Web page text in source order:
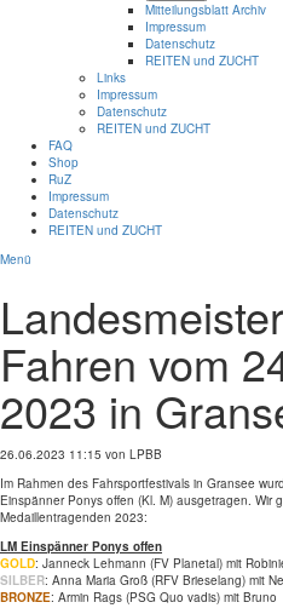
Mitteilungsblatt Archiv
Impressum
Datenschutz
REITEN und ZUCHT
Links
Impressum
Datenschutz
REITEN und ZUCHT
FAQ
Shop
RuZ
Impressum
Datenschutz
REITEN und ZUCHT
Menü
Fahren vom
2023 in
26.06.2023 11:15 von LPBB
Im Rahmen des Fahrsportfestivals in Gransee
Einspänner Ponys offen (Kl. M) ausgetragen. Wir
Medaillentragenden 2023:
LM Einspänner Ponys offen
GOLD: Janneck Lehmann (FV Planetal) mit
SILBER: Anna Maria Groß (RFV Brieselang) mit
BRONZE: Armin Rags (PSG Quo vadis) mit Bruno